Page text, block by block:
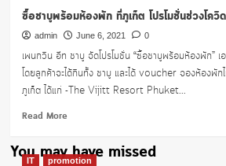
ซื้อชาบูพร้อมห้องพัก ที่ภูเก็ต โปรโมชั่นช่วงโค
admin June 6, 2021 0
เพนกวิน อีท ชาบู จัดโปรโมชั่น “ซื้อชาบูพร้อมห้องพัก”
โดยลูกค้าจะได้กินทั้ง ชาบู และได้ voucher จองห้องพัก
ภูเก็ต ได้แก่ -The Vijitt Resort Phuket...
Read MoreRead
about
ซื้อ
You may have missed
IT promotion